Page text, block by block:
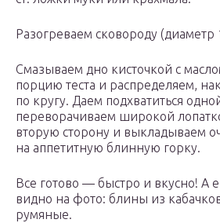
Разогреваем сковороду (диаметр
Смазываем дно кисточкой с
порцию теста и распределяем,
по кругу. Даем подхватиться
переворачиваем широкой
вторую сторону и выкладываем
на аппетитную блинную горку.
Все готово — быстро и вкусно! А
видно на фото: блины из
румяные.